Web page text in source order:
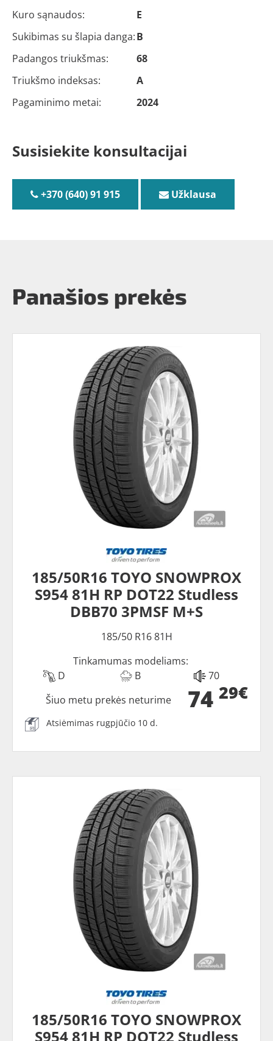
Kuro sąnaudos:
E
Sukibimas su šlapia danga:B
Padangos triukšmas:
68
Triukšmo indeksas:
A
Pagaminimo metai:
2024
Susisiekite konsultacijai
+370 (640) 91 915 Užklausa
Panašios prekės
185/50R16 TOYO SNOWPROX
S954 81H RP DOT22 Studless
DBB70 3PMSF M+S
185/50 R16 81H
Tinkamumas modeliams:
D
B 70
74 29€
Šiuo metu prekės neturime
Atsiėmimas rugpjūčio 10 d.
185/50R16 TOYO SNOWPROX
S954 81H RP DOT22 Studless